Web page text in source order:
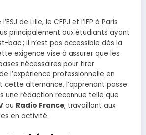
de Lille, le CFPJ et l’IFP à Paris
principalement aux étudiants ayant
bac ; il n’est pas accessible dès la
exigence vise à assurer que les
nécessaires pour tirer
l’expérience professionnelle en
cette alternance, l’apprenant passe
une rédaction reconnue telle que
ou Radio France, travaillant aux
en activité.